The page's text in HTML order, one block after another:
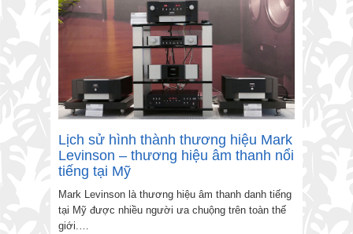
Lịch sử hình thành thương hiệu Mark
Levinson – thương hiệu âm thanh nổi
tiếng tại Mỹ
Mark Levinson là thương hiệu âm thanh danh tiếng
tại Mỹ được nhiều người ưa chuộng trên toàn thế
giới.…